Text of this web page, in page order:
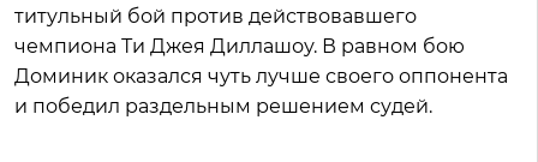
титульный бой против действовавшего
чемпиона Ти Джея Диллашоу. В равном бою
Доминик оказался чуть лучше своего оппонента
и победил раздельным решением судей.